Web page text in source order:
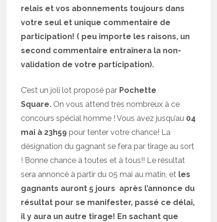
relais et vos abonnements toujours dans
votre seul et unique commentaire de
participation! ( peu importe les raisons, un
second commentaire entraînera la non-
validation de votre participation).
C’est un joli lot proposé par Pochette
Square. On vous attend très nombreux à ce
concours spécial homme ! Vous avez jusqu’au 04
mai à 23h59 pour tenter votre chance! La
désignation du gagnant se fera par tirage au sort
! Bonne chance à toutes et à tous!! Le résultat
sera annoncé à partir du 05 mai au matin, et les
gagnants auront 5 jours après l’annonce du
résultat pour se manifester, passé ce délai,
il y aura un autre tirage! En sachant que